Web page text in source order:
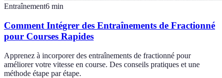
Entraînement6 min
Comment Intégrer des Entraînements de Fractionné
pour Courses Rapides
Apprenez à incorporer des entraînements de fractionné pour
améliorer votre vitesse en course. Des conseils pratiques et une
méthode étape par étape.